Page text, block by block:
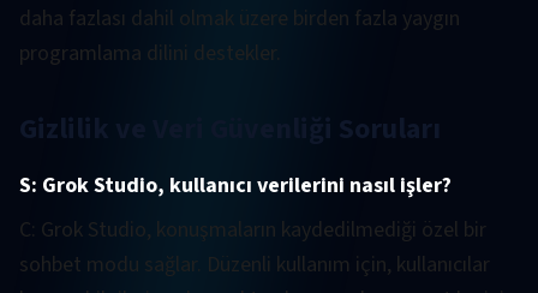
daha fazlası dahil olmak üzere birden fazla yaygın
programlama dilini destekler.
Gizlilik ve Veri Güvenliği Soruları
S: Grok Studio, kullanıcı verilerini nasıl işler?
C: Grok Studio, konuşmaların kaydedilmediği özel bir
sohbet modu sağlar. Düzenli kullanım için, kullanıcılar